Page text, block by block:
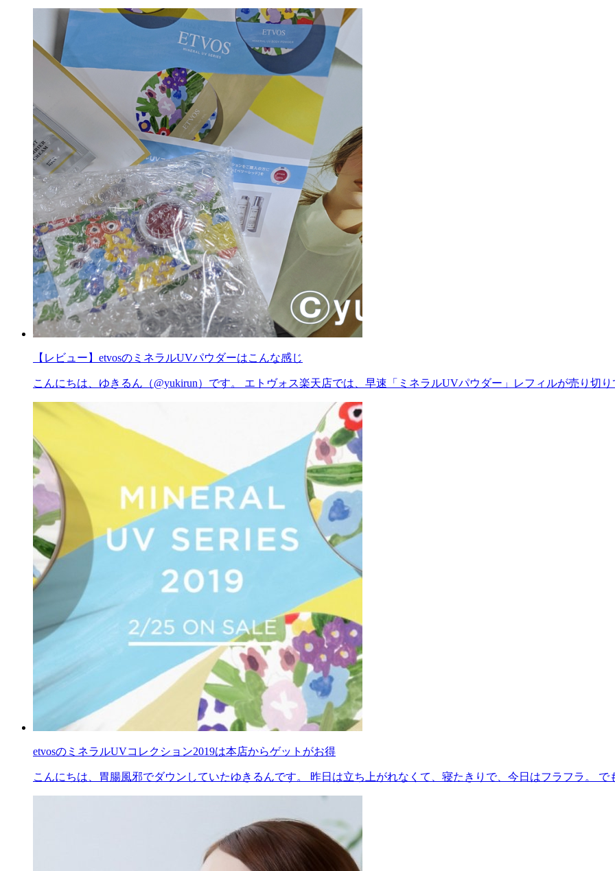
【レビュー】etvosのミネラルUVパウダーはこんな感じ
こんにちは、ゆきるん（@yukirun）です。 エトヴォス楽天店では、早速「ミネラルUVパウダー」レフィルが売り切
etvosのミネラルUVコレクション2019は本店からゲットがお得
こんにちは、胃腸風邪でダウンしていたゆきるんです。 昨日は立ち上がれなくて、寝たきりで、今日はフラフラ。 で